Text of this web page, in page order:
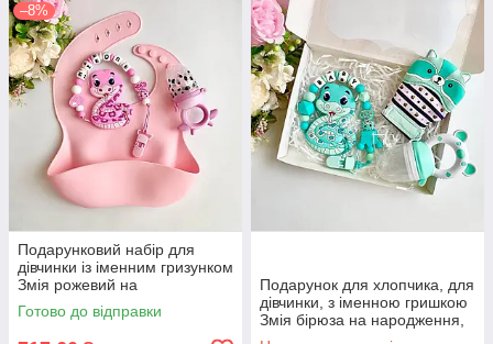
–8%
Подарунковий набір для
дівчинки із іменним гризунком
Змія рожевий на
народження, хрестини,
виписку, півроку
Готово до відправки
Подарунок для хлопчика, для
дівчинки, з іменною гришкою
Змія бірюза на народження,
виписку, хрестини